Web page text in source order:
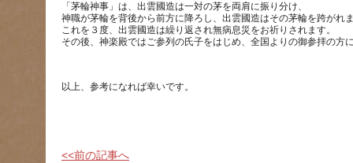
「茅輪神事」は、出雲國造は一対の茅を両肩に振り分け、
神職が茅輪を背後から前方に降ろし、出雲國造はその茅輪を跨がれ
これを３度、出雲國造は繰り返され無病息災をお祈りされます。
<<前の記事へ